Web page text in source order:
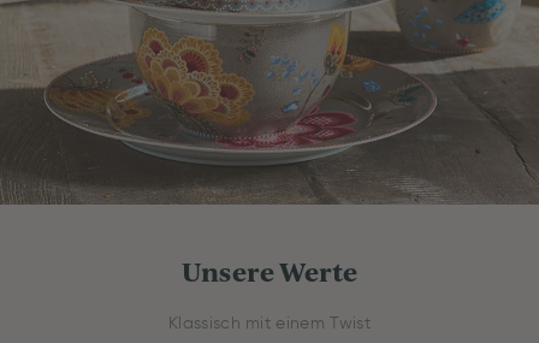
Unsere Werte
Klassisch mit einem Twist